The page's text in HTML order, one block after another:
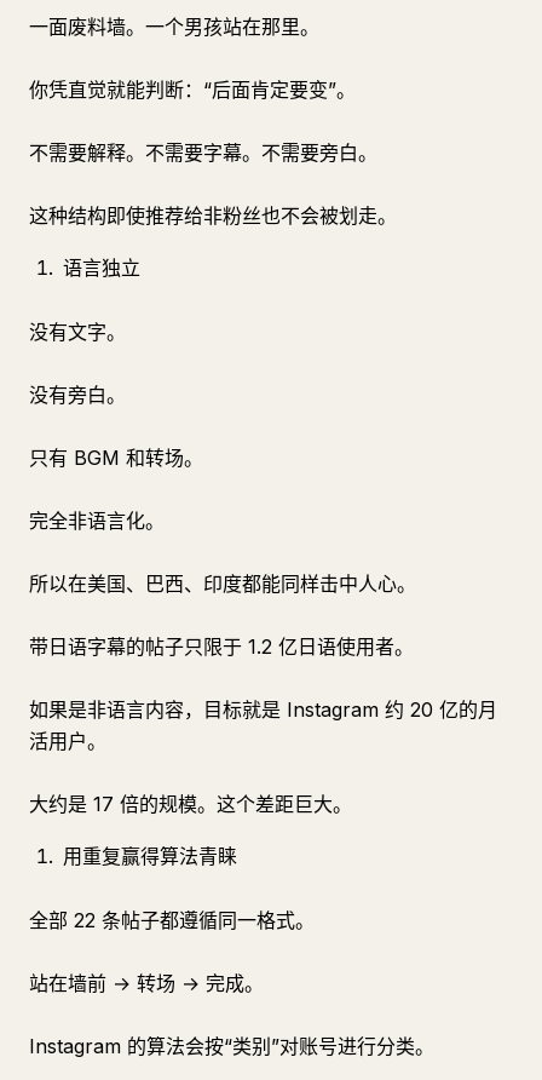
一面废料墙。一个男孩站在那里。
你凭直觉就能判断：“后面肯定要变”。
不需要解释。不需要字幕。不需要旁白。
这种结构即使推荐给非粉丝也不会被划走。
语言独立
没有文字。
没有旁白。
只有 BGM 和转场。
完全非语言化。
所以在美国、巴西、印度都能同样击中人心。
带日语字幕的帖子只限于 1.2 亿日语使用者。
如果是非语言内容，目标就是 Instagram 约 20 亿的月
活用户。
大约是 17 倍的规模。这个差距巨大。
用重复赢得算法青睐
全部 22 条帖子都遵循同一格式。
站在墙前 → 转场 → 完成。
Instagram 的算法会按“类别”对账号进行分类。